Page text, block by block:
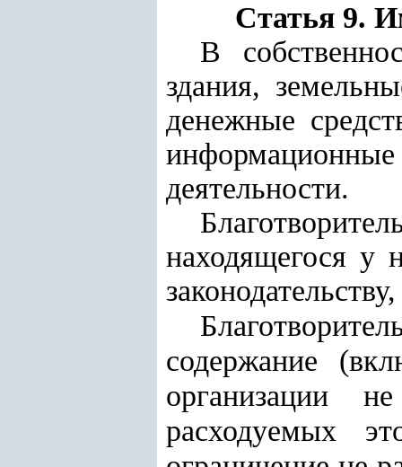
Статья 9.
В
здания,
денежные
деятельности.
находящегося у
содержание
организации
расходуемых